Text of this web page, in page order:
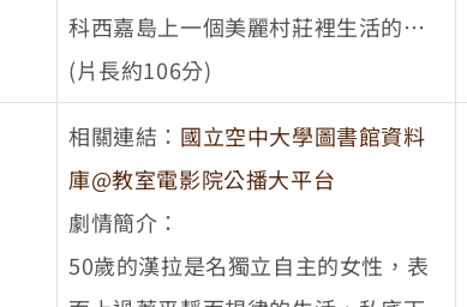
科西嘉島上一個美麗村莊裡生活的五
位小學生，碰到了難題。當地一間工
廠持續污染他們心愛的河流，該怎麼
辦？束手無策的他們，在忍無可忍之
下，只好團結一心，決定採取激進的
非常手段直接行動。只不過，所有人
都沒想到的是，他們的冒險計畫卻意
(片長約106分)
相關連結： 國立空中大學圖書館資料
庫@教室電影院公播大平台
劇情簡介：
50歲的漢拉是名獨立自主的女性，表